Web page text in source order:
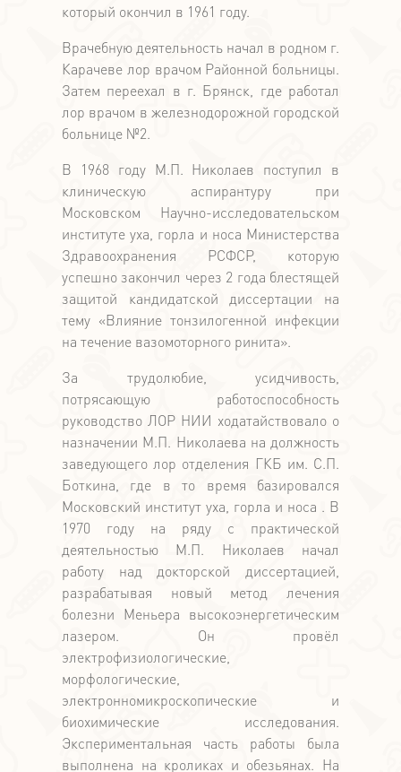
который окончил в 1961 году.
Врачебную деятельность начал в родном г.
Карачеве лор врачом Районной больницы.
Затем переехал в г. Брянск, где работал
лор врачом в железнодорожной городской
больнице №2.
В 1968 году М.П. Николаев поступил в
клиническую аспирантуру при
Московском Научно-исследовательском
институте уха, горла и носа Министерства
Здравоохранения РСФСР, которую
успешно закончил через 2 года блестящей
защитой кандидатской диссертации на
тему «Влияние тонзилогенной инфекции
на течение вазомоторного ринита».
За трудолюбие, усидчивость,
потрясающую работоспособность
руководство ЛОР НИИ ходатайствовало о
назначении М.П. Николаева на должность
заведующего лор отделения ГКБ им. С.П.
Боткина, где в то время базировался
Московский институт уха, горла и носа . В
1970 году на ряду с практической
деятельностью М.П. Николаев начал
работу над докторской диссертацией,
разрабатывая новый метод лечения
болезни Меньера высокоэнергетическим
лазером. Он провёл
электрофизиологические,
морфологические,
электронномикроскопические и
биохимические исследования.
Экспериментальная часть работы была
выполнена на кроликах и обезьянах. На